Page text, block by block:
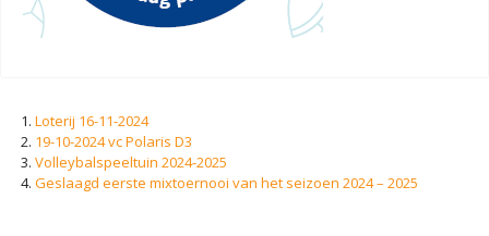
Loterij 16-11-2024
19-10-2024 vc Polaris D3
Volleybalspeeltuin 2024-2025
Geslaagd eerste mixtoernooi van het seizoen 2024 – 2025